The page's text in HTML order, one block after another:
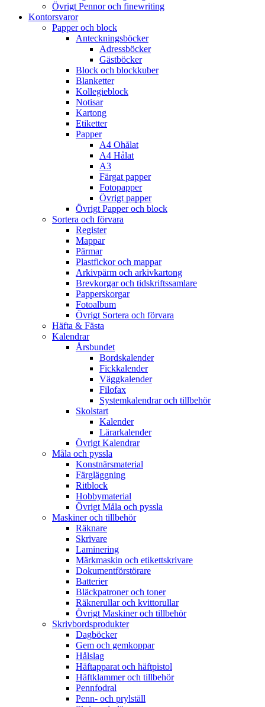
Övrigt Pennor och finewriting
Kontorsvaror
Papper och block
Anteckningsböcker
Adressböcker
Gästböcker
Block och blockkuber
Blanketter
Kollegieblock
Notisar
Kartong
Etiketter
Papper
A4 Ohålat
A4 Hålat
A3
Färgat papper
Fotopapper
Övrigt papper
Övrigt Papper och block
Sortera och förvara
Register
Mappar
Pärmar
Plastfickor och mappar
Arkivpärm och arkivkartong
Brevkorgar och tidskriftssamlare
Papperskorgar
Fotoalbum
Övrigt Sortera och förvara
Häfta & Fästa
Kalendrar
Årsbundet
Bordskalender
Fickkalender
Väggkalender
Filofax
Systemkalendrar och tillbehör
Skolstart
Kalender
Lärarkalender
Övrigt Kalendrar
Måla och pyssla
Konstnärsmaterial
Färgläggning
Ritblock
Hobbymaterial
Övrigt Måla och pyssla
Maskiner och tillbehör
Räknare
Skrivare
Laminering
Märkmaskin och etikettskrivare
Dokumentförstörare
Batterier
Bläckpatroner och toner
Räknerullar och kvittorullar
Övrigt Maskiner och tillbehör
Skrivbordsprodukter
Dagböcker
Gem och gemkoppar
Hålslag
Häftapparat och häftpistol
Häftklammer och tillbehör
Pennfodral
Penn- och prylställ